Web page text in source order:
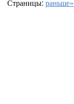
Страницы: раньше»